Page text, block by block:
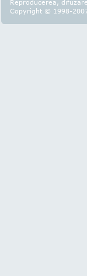
Reproducerea,
Copyright © 1998-